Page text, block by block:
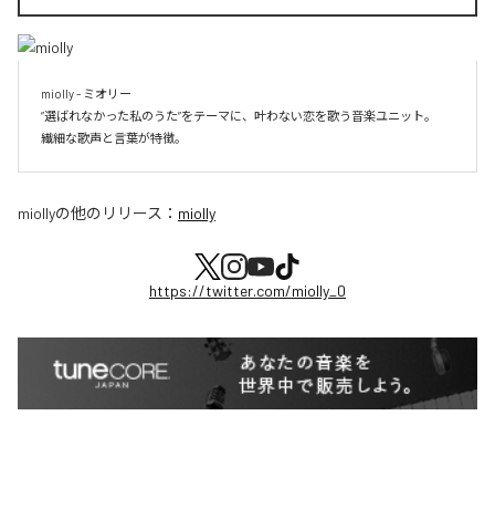
miolly - ミオリー
”選ばれなかった私のうた”をテーマに、叶わない恋を歌う音楽ユニット。
miollyの他のリリース： miolly
https://twitter.com/miolly_0